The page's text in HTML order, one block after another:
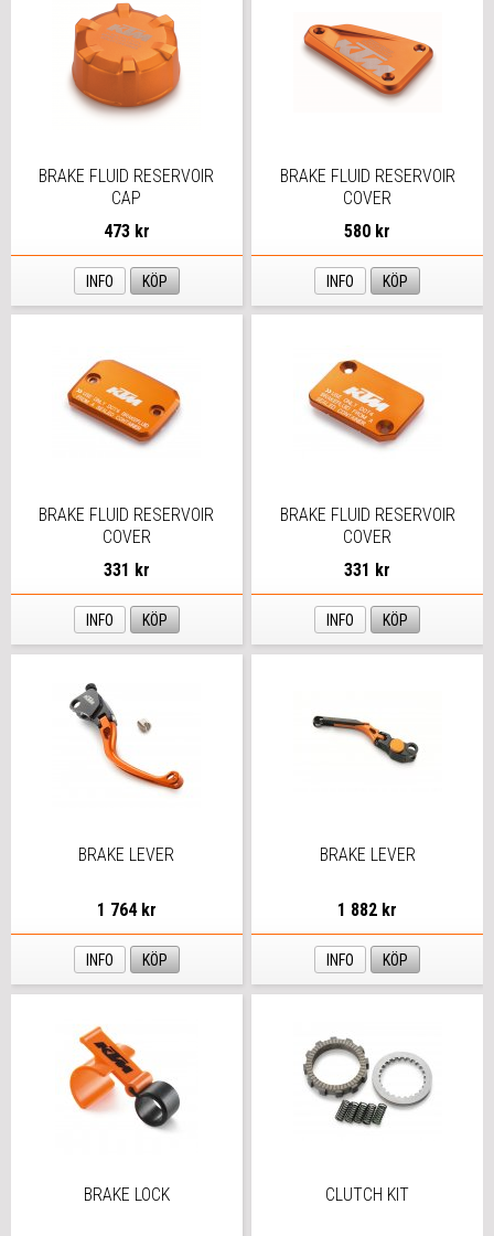
BRAKE FLUID RESERVOIR
CAP
473 kr
INFO KÖP
BRAKE FLUID RESERVOIR
COVER
580 kr
INFO KÖP
BRAKE FLUID RESERVOIR
COVER
331 kr
INFO KÖP
BRAKE FLUID RESERVOIR
COVER
331 kr
INFO KÖP
BRAKE LEVER
1 764 kr
INFO KÖP
BRAKE LEVER
1 882 kr
INFO KÖP
BRAKE LOCK CLUTCH KIT